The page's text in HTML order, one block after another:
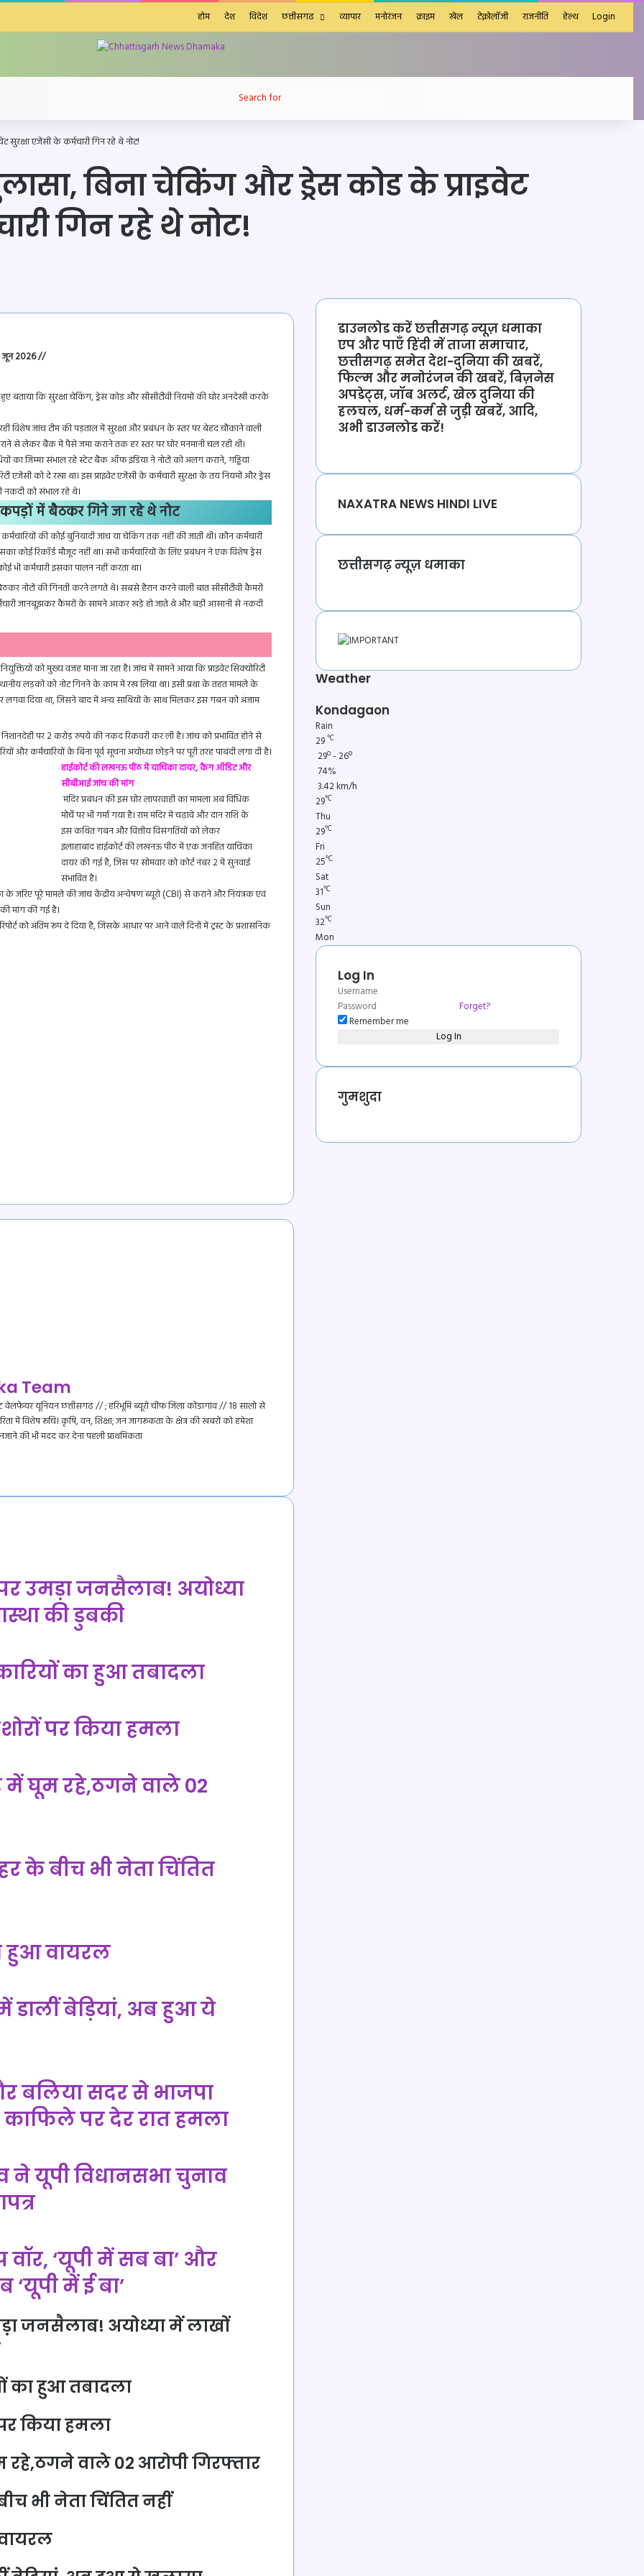
होम देश विदेश छत्तीसगढ व्यापार मनोरंजन क्राइम खेल टेक्नोलॉजी राजनीति हेल्थ Login
Switch skin
एजेंसी के कर्मचारी गिन रहे थे नोट!
बिना चेकिंग और ड्रेस कोड के प्राइवेट
गिन रहे थे नोट!
जून 2026 //
बताया कि सुरक्षा चेकिंग, ड्रेस कोड और सीसीटीवी नियमों की घोर अनदेखी करके
विशेष जांच टीम की पड़ताल में सुरक्षा और प्रबंधन के स्तर पर बेहद चौंकाने वाली
से लेकर बैंक में पैसे जमा कराने तक हर स्तर पर घोर मनमानी चल रही थी।
का जिम्मा संभाल रहे स्टेट बैंक ऑफ इंडिया ने नोटों को अलग कराने, गड्डियां
एजेंसी को दे रखा था। इस प्राइवेट एजेंसी के कर्मचारी सुरक्षा के तय नियमों और ड्रेस
नकदी को संभाल रहे थे।
में बैठकर गिने जा रहे थे नोट
की कोई बुनियादी जांच या चेकिंग तक नहीं की जाती थी। कौन कर्मचारी
रिकॉर्ड मौजूद नहीं था। सभी कर्मचारियों के लिए प्रबंधन ने एक विशेष ड्रेस
भी कर्मचारी इसका पालन नहीं करता था।
नोटों की गिनती करने लगते थे। सबसे हैरान करने वाली बात सीसीटीवी कैमरों
जानबूझकर कैमरों के सामने आकर खड़े हो जाते थे और बड़ी आसानी से नकदी
को मुख्य वजह माना जा रहा है। जांच में सामने आया कि प्राइवेट सिक्योरिटी
लड़कों को नोट गिनने के काम में रख लिया था। इसी प्रथा के तहत मामले के
दिया था, जिसने बाद में अन्य साथियों के साथ मिलकर इस गबन को अंजाम
पर 2 करोड़ रुपये की नकद रिकवरी कर ली है। जांच को प्रभावित होने से
कर्मचारियों के बिना पूर्व सूचना अयोध्या छोड़ने पर पूरी तरह पाबंदी लगा दी है।
हाईकोर्ट की लखनऊ पीठ में याचिका दायर, कैग ऑडिट और
सीबीआई जांच की मांग
मंदिर प्रबंधन की इस घोर लापरवाही का मामला अब विधिक
मोर्चे पर भी गर्मा गया है। राम मंदिर में चढ़ावे और दान राशि के
इस कथित गबन और वित्तीय विसंगतियों को लेकर
इलाहाबाद हाईकोर्ट की लखनऊ पीठ में एक जनहित याचिका
दायर की गई है, जिस पर सोमवार को कोर्ट नंबर 2 में सुनवाई
संभावित है।
के जरिए पूरे मामले की जांच केंद्रीय अन्वेषण ब्यूरो (CBI) से कराने और नियंत्रक एवं
मांग की गई है।
को अंतिम रूप दे दिया है, जिसके आधार पर आने वाले दिनों में ट्रस्ट के प्रशासनिक
Team
यूनियन छत्तीसगढ // ; हरिभूमि ब्यूरो चीफ जिला कोंडागांव // 18 सालो से
में विशेष रूचि। कृषि, वन, शिक्षा; जन जागरूकता के क्षेत्र की खबरों को हमेशा
की भी मदद कर देना पहली प्राथमिकता
उमड़ा जनसैलाब! अयोध्या
की डुबकी
का हुआ तबादला
पर किया हमला
घूम रहे,ठगने वाले 02
के बीच भी नेता चिंतित
हुआ वायरल
डालीं बेड़ियां, अब हुआ ये
बलिया सदर से भाजपा
काफिले पर देर रात हमला
यूपी विधानसभा चुनाव
‘यूपी में सब बा’ और
‘यूपी में ई बा’
जनसैलाब! अयोध्या में लाखों
का हुआ तबादला
किया हमला
वाले 02 आरोपी गिरफ्तार
भी नेता चिंतित नहीं
डाउनलोड करें छत्तीसगढ़ न्यूज़ धमाका
एप और पाएँ हिंदी में ताजा समाचार,
छत्तीसगढ़ समेत देश-दुनिया की खबरें,
फिल्म और मनोरंजन की खबरें, बिज़नेस
अपडेट्स, जॉब अलर्ट, खेल दुनिया की
हलचल, धर्म-कर्म से जुड़ी खबरें, आदि,
अभी डाउनलोड करें!
NAXATRA NEWS HINDI LIVE
छत्तीसगढ़ न्यूज़ धमाका
Weather
Kondagaon
Rain
29 ℃
29º - 26º
74%
3.42 km/h
29℃
Thu
29℃
Fri
25℃
Sat
31℃
Sun
32℃
Mon
Log In
Forget?
Remember me
Log In
गुमशुदा